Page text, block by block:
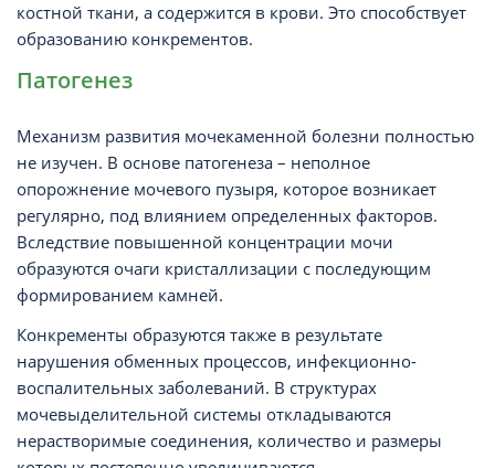
костной ткани, а содержится в крови. Это способствует
образованию конкрементов.
Патогенез
Механизм развития мочекаменной болезни полностью
не изучен. В основе патогенеза – неполное
опорожнение мочевого пузыря, которое возникает
регулярно, под влиянием определенных факторов.
Вследствие повышенной концентрации мочи
образуются очаги кристаллизации с последующим
формированием камней.
Конкременты образуются также в результате
нарушения обменных процессов, инфекционно-
воспалительных заболеваний. В структурах
мочевыделительной системы откладываются
нерастворимые соединения, количество и размеры